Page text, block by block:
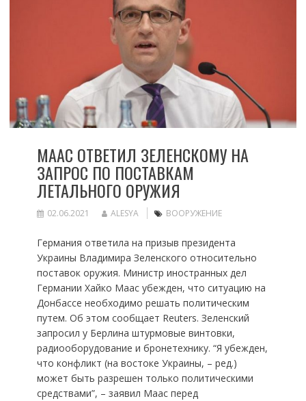
МААС ОТВЕТИЛ ЗЕЛЕНСКОМУ НА
ЗАПРОС ПО ПОСТАВКАМ
ЛЕТАЛЬНОГО ОРУЖИЯ
02.06.2021 ALESYA ВООРУЖЕНИЕ
Германия ответила на призыв президента
Украины Владимира Зеленского относительно
поставок оружия. Министр иностранных дел
Германии Хайко Маас убежден, что ситуацию на
Донбассе необходимо решать политическим
путем. Об этом сообщает Reuters. Зеленский
запросил у Берлина штурмовые винтовки,
радиооборудование и бронетехнику. “Я убежден,
что конфликт (на востоке Украины, – ред.)
может быть разрешен только политическими
средствами”, – заявил Маас перед